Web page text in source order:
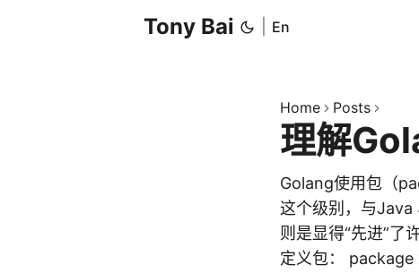
Tony Bai En
Home Posts
理解
Golang使用包（
这个级别，与Java
则是显得“先进”了
定义包： package